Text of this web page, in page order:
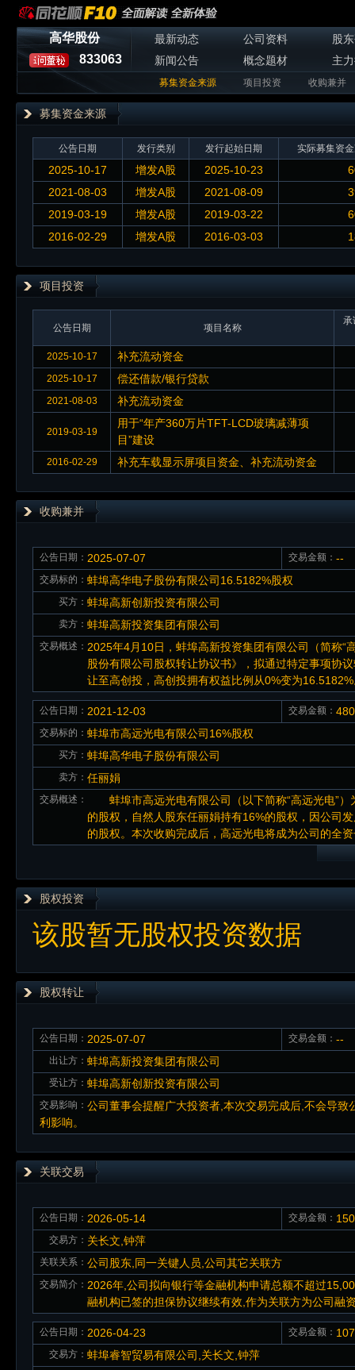
高华股份
833063
最新动态 公司资料
股
新闻公告
概念题材 主
募集资金来源 项目投资 收购兼并
募集资金来源
公告日期 发行类别 发行起始日期 实际募集资
2025-10-17 增发A股 2025-10-23
2021-08-03
增发A股 2021-08-09
2019-03-19
增发A股 2019-03-22
2016-02-29
增发A股 2016-03-03
项目投资
公告日期 项目名称
承
2025-10-17 补充流动资金
2025-10-17 偿还借款/银行贷款
2021-08-03 补充流动资金
2019-03-19
用于“年产360万片TFT-LCD玻璃减薄项
目”建设
2016-02-29 补充车载显示屏项目资金、补充流动资金
收购兼并
公告日期： 2025-07-07 交易金额： --
交易标的： 蚌埠高华电子股份有限公司16.5182%股权
买方： 蚌埠高新创新投资有限公司
卖方： 蚌埠高新投资集团有限公司
交易概述： 2025年4月10日，蚌埠高新投资集团有限公司（简称“
股份有限公司股权转让协议书》，拟通过特定事项协
让至高创投，高创投拥有权益比例从0%变为
公告日期： 2021-12-03 交易金额：
交易标的： 蚌埠市高远光电有限公司16%股权
买方： 蚌埠高华电子股份有限公司
卖方： 任丽娟
交易概述：
蚌埠市高远光电有限公司（以下简称“高远光电”）
的股权，自然人股东任丽娟持有16%的股权，因公司
的股权。本次收购完成后，高远光电将成为公司的全
股权投资
该股暂无股权投资数据
股权转让
公告日期： 2025-07-07 交易金额： --
出让方： 蚌埠高新投资集团有限公司
受让方： 蚌埠高新创新投资有限公司
交易影响： 公司董事会提醒广大投资者,本次交易完成后,不会导
利影响。
关联交易
公告日期： 2026-05-14 交易金额：
交易方： 关长文,钟萍
关联关系： 公司股东,同一关键人员,公司其它关联方
交易简介： 2026年,公司拟向银行等金融机构申请总额不超过
融机构已签的担保协议继续有效,作为关联方为公司融
公告日期： 2026-04-23 交易金额：
交易方： 蚌埠睿智贸易有限公司,关长文,钟萍